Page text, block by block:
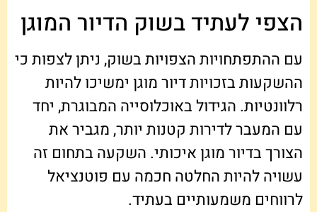
הצפי לעתיד בשוק הדיור המוגן
עם ההתפתחויות הצפויות בשוק, ניתן לצפות כי
ההשקעות בזכויות דיור מוגן ימשיכו להיות
רלוונטיות. הגידול באוכלוסייה המבוגרת, יחד
עם המעבר לדירות קטנות יותר, מגביר את
הצורך בדיור מוגן איכותי. השקעה בתחום זה
עשויה להיות החלטה חכמה עם פוטנציאל
לרווחים משמעותיים בעתיד.